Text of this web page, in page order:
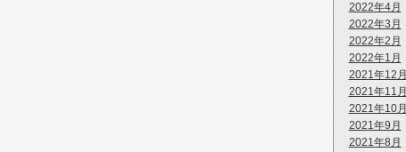
2022年4月
2022年3月
2022年2月
2022年1月
2021年12月
2021年11月
2021年10月
2021年9月
2021年8月